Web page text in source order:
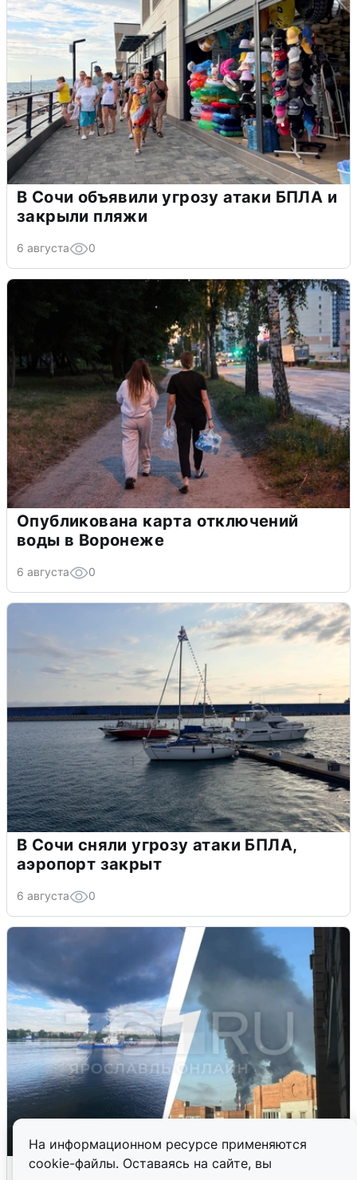
На информационном ресурсе применяются
cookie-файлы. Оставаясь на сайте, вы
В Сочи объявили угрозу атаки БПЛА и
закрыли пляжи
6 августа 0
Опубликована карта отключений
воды в Воронеже
6 августа 0
В Сочи сняли угрозу атаки БПЛА,
аэропорт закрыт
6 августа 0
Ночная атака БПЛА на Ярославль: